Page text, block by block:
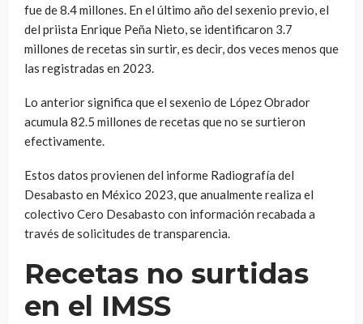
fue de 8.4 millones. En el último año del sexenio previo, el
del priista Enrique Peña Nieto, se identificaron 3.7
millones de recetas sin surtir, es decir, dos veces menos que
las registradas en 2023.
Lo anterior significa que el sexenio de López Obrador
acumula 82.5 millones de recetas que no se surtieron
efectivamente.
Estos datos provienen del informe Radiografía del
Desabasto en México 2023, que anualmente realiza el
colectivo Cero Desabasto con información recabada a
través de solicitudes de transparencia.
Recetas no surtidas
en el IMSS